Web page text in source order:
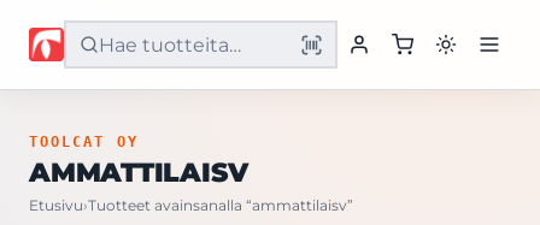
Etusivu
TOOLCAT OY
AMMATTILAISV
Etusivu›Tuotteet avainsanalla “ammattilaisv”